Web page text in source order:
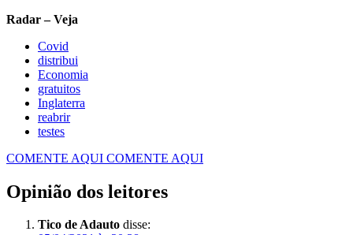
Radar – Veja
Covid
distribui
Economia
gratuitos
Inglaterra
reabrir
testes
COMENTE AQUI COMENTE AQUI
Opinião dos leitores
Tico de Adauto disse: